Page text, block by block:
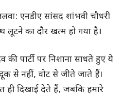
एनडीए सांसद शांभवी चौधरी
लूटने का दौर खत्म हो गया है।
की पार्टी पर निशाना साधते हुए ये
से नहीं, वोट से जीते जाते हैं।
ही दिखाई देते हैं, जबकि हमारे